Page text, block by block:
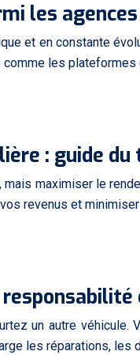
les
et en constante
comme les
: guide
maximiser le
revenus et
un autre
les réparations, les